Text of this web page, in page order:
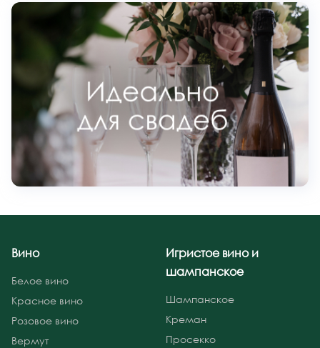
Вино
Белое вино
Красное вино
Розовое вино
Вермут
Игристое вино и
шампанское
Шампанское
Креман
Просекко